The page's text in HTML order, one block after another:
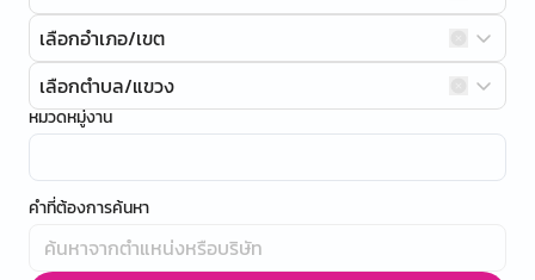
เลือกอำเภอ/เขต
เลือกตำบล/แขวง
หมวดหมู่งาน
คำที่ต้องการค้นหา